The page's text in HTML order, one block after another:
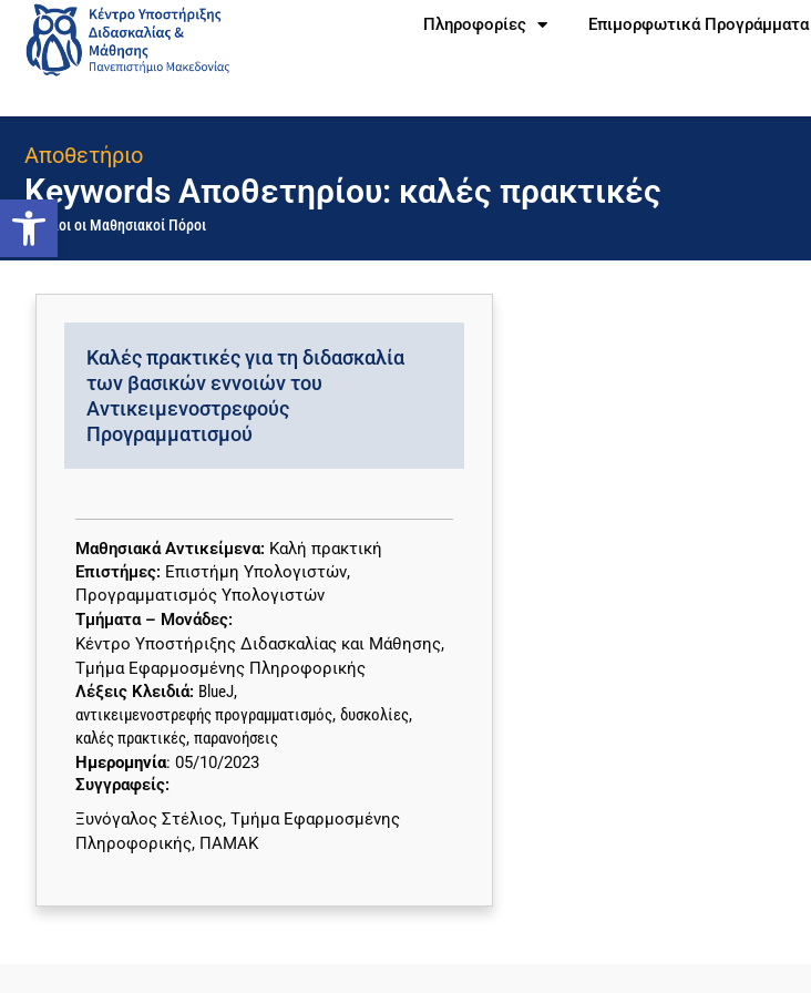
Ανοίξτε τη γραμμή εργαλείων
Πληροφορίες Επιμορφωτικά Προγράμματα
Αποθετήριο
Keywords Αποθετηρίου: καλές πρακτικές
Όλοι οι Μαθησιακοί Πόροι
Καλές πρακτικές για τη διδασκαλία
των βασικών εννοιών του
Αντικειμενοστρεφούς
Προγραμματισμού
Μαθησιακά Αντικείμενα: Καλή πρακτική
Επιστήμες: Επιστήμη Υπολογιστών,
Προγραμματισμός Υπολογιστών
Τμήματα – Μονάδες:
Κέντρο Υποστήριξης Διδασκαλίας και Μάθησης,
Τμήμα Εφαρμοσμένης Πληροφορικής
Λέξεις Κλειδιά: BlueJ,
αντικειμενοστρεφής προγραμματισμός, δυσκολίες,
καλές πρακτικές, παρανοήσεις
Ημερομηνία: 05/10/2023
Συγγραφείς:
Ξυνόγαλος Στέλιος, Τμήμα Εφαρμοσμένης
Πληροφορικής, ΠΑΜΑΚ